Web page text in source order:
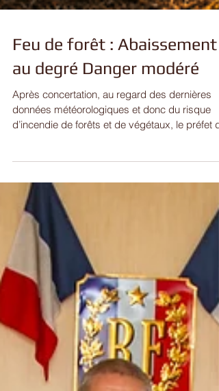
Feu de forêt : Abaissement
au degré Danger modéré
Après concertation, au regard des dernières
données météorologiques et donc du risque
d’incendie de forêts et de végétaux, le préfet
la Moselle a décidé d'activer à compter de ce
jour, à 16h, le degré de danger modéré pour
l'ensemble du département. Ainsi, sont interdits
dans l'ensemble du département : les lâchers
de lanternes volantes équipées de flammes,
feu en forêt et à moins de 200 mètres des
lisières des bois et forêts sauf pour les
propriétaires et leurs ayan